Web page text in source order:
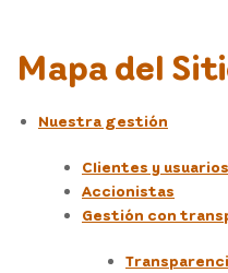
Mi cuenta
Mapa del
Nuestra gestión
Clientes y usuarios
Accionistas
Gestión con